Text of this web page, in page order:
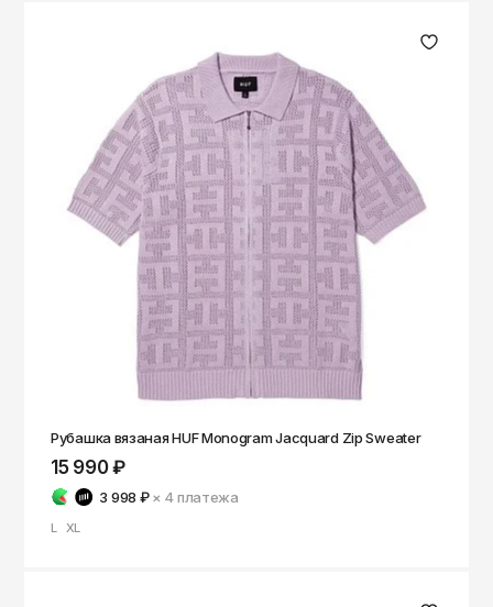
Рубашка вязаная HUF Monogram Jacquard Zip Sweater
15 990 ₽
3 998 ₽ × 4платежа
L XL